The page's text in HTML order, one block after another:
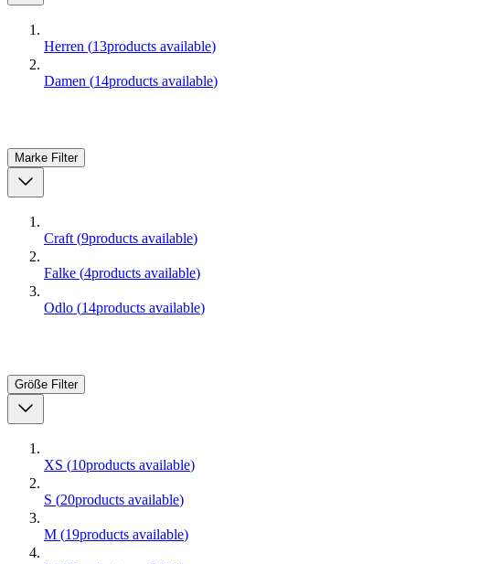
Herren (13products available)
Damen (14products available)
Marke Filter
Craft (9products available)
Falke (4products available)
Odlo (14products available)
Größe Filter
XS (10products available)
S (20products available)
M (19products available)